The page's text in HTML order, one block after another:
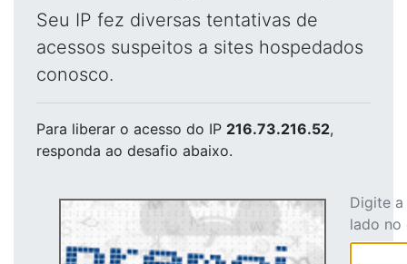
Seu IP fez diversas tentativas de
acessos suspeitos a sites hospedados
conosco.
Para liberar o acesso do IP 216.73.216.52,
responda ao desafio abaixo.
Digite
lado no